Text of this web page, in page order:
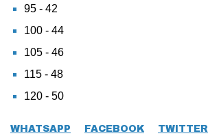
95 - 42
100 - 44
105 - 46
115 - 48
120 - 50
WHATSAPP FACEBOOK TWITTER